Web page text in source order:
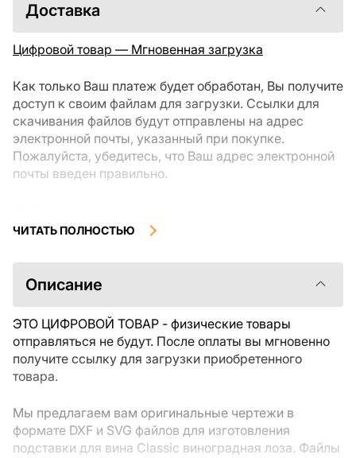
Доставка
Цифровой товар — Мгновенная загрузка
Как только Ваш платеж будет обработан, Вы получите
доступ к своим файлам для загрузки. Ссылки для
скачивания файлов будут отправлены на адрес
электронной почты, указанный при покупке.
Пожалуйста, убедитесь, что Ваш адрес электронной
почты введен правильно.
загрузки, не подлежат возврату или обмену после их
ознакомиться с описанием товара и задать все
интересующие Вас вопросы перед покупкой. Если у
свяжитесь с продавцом напрямую.
ЧИТАТЬ ПОЛНОСТЬЮ
Описание
ЭТО ЦИФРОВОЙ ТОВАР - физические товары
отправляться не будут. После оплаты вы мгновенно
получите ссылку для загрузки приобретенного
товара.
Мы предлагаем вам оригинальные чертежи в
формате DXF и SVG файлов для изготовления
подставки для вина Classic виноградная лоза. Файлы